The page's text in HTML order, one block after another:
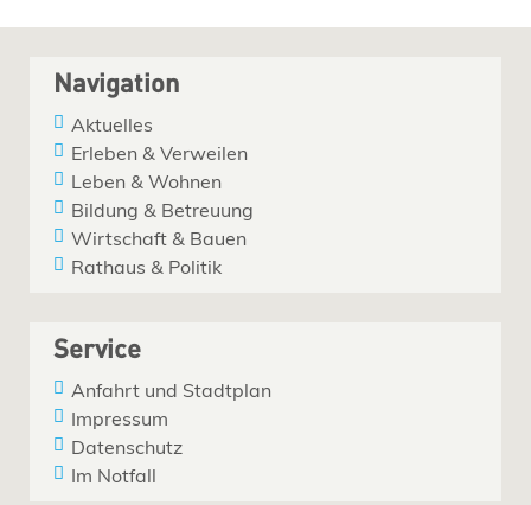
Navigation
Aktuelles
Erleben & Verweilen
Leben & Wohnen
Bildung & Betreuung
Wirtschaft & Bauen
Rathaus & Politik
Service
Anfahrt und Stadtplan
Impressum
Datenschutz
Im Notfall